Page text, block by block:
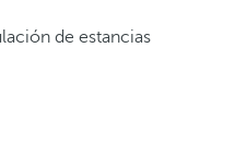
de estancias